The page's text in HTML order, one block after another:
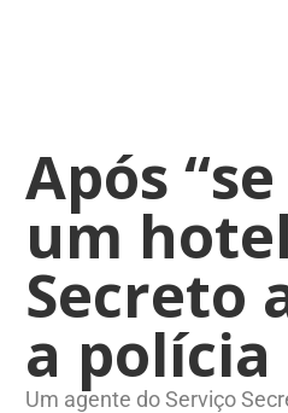
Após
um
Secreto
a polícia
Um agente do Serviço